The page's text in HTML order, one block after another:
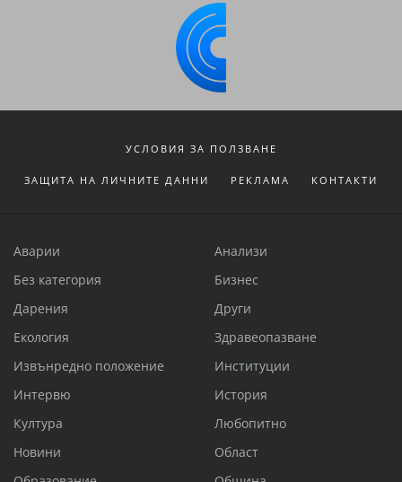
УСЛОВИЯ ЗА ПОЛЗВАНЕ
ЗАЩИТА НА ЛИЧНИТЕ ДАННИ РЕКЛАМА КОНТАКТИ
Аварии
Анализи
Без категория
Бизнес
Дарения
Други
Екология
Здравеопазване
Извънредно положение
Институции
Интервю
История
Култура
Любопитно
Новини
Област